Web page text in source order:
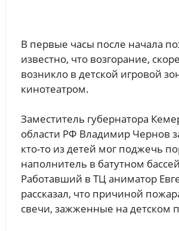
В первые часы после начала
известно, что возгорание,
возникло в детской игровой
кинотеатром.
Заместитель губернатора
области РФ Владимир Чернов
кто-то из детей мог поджечь
наполнитель в батутном
Работавший в ТЦ аниматор
рассказал, что причиной
свечи, зажженные на детском